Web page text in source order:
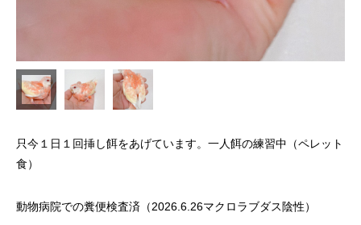
只今１日１回挿し餌をあげています。一人餌の練習中（ペレット
食）
動物病院での糞便検査済（2026.6.26マクロラブダス陰性）